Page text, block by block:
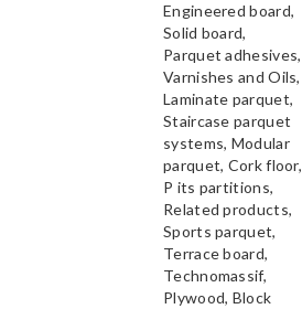
Engineered board,
Solid board,
Parquet adhesives,
Varnishes and Oils,
Laminate parquet,
Staircase parquet
systems, Modular
parquet, Cork floor,
P its partitions,
Related products,
Sports parquet,
Terrace board,
Technomassif,
Plywood, Block